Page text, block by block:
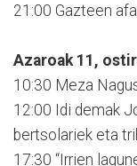
21:00 Gazteen
Azaroak 11,
10:30 Meza
12:00 Idi demak
bertsolariek eta
17:30 “Irrien